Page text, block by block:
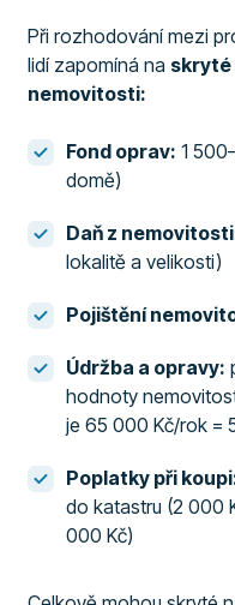
Při rozhodování mezi
lidí zapomíná na
nemovitosti:
Fond oprav: 1
domě)
Daň z
lokalitě a velikosti)
Pojištění
Údržba a opravy:
hodnoty
je 65 000 Kč/rok =
Poplatky při
do katastru (2 000
000 Kč)